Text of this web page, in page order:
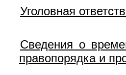
Уголовная
Сведения о
правопорядка и